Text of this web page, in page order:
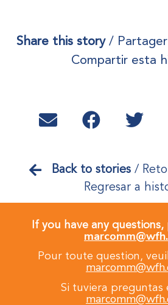
Share this story/
Compartir esta
Back to stories/
Regresar a
If you have any
Pour toute question,
Si tuviera preguntas